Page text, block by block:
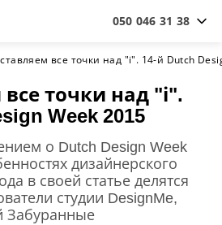
050 046 31 38
все точки над "і". 14-й Dutch
точки над "і".
Week 2015
о Dutch Design Week
дизайнерского
в своей статье делятся
студии DesignMe,
Забуранные